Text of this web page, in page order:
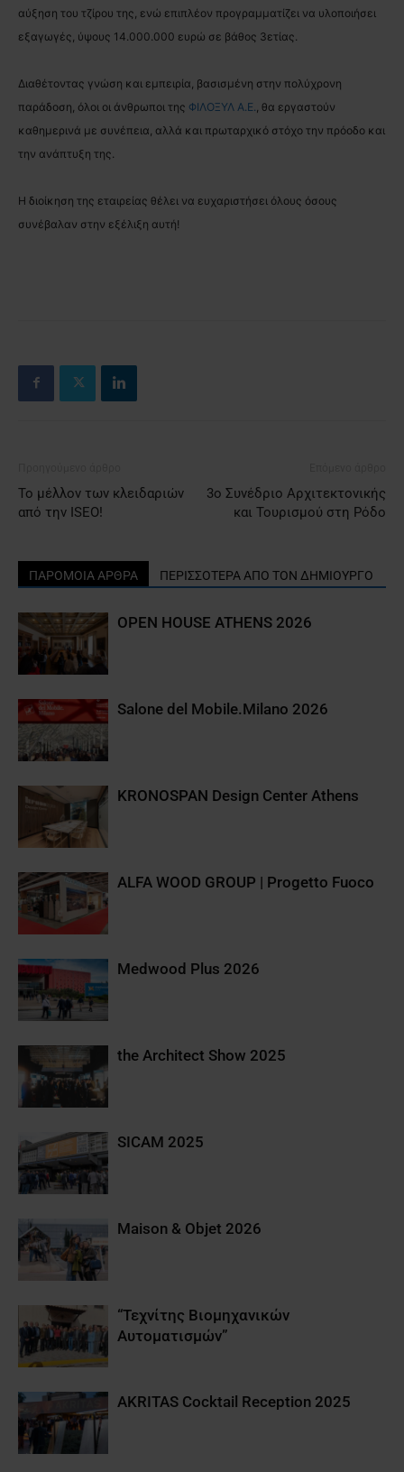
αύξηση του τζίρου της, ενώ επιπλέον προγραμματίζει να υλοποιήσει
εξαγωγές, ύψους 14.000.000 ευρώ σε βάθος 3ετίας.
Διαθέτοντας γνώση και εμπειρία, βασισμένη στην πολύχρονη
παράδοση, όλοι οι άνθρωποι της ΦΙΛΟΞΥΛ Α.Ε.
, θα εργαστούν
καθημερινά με συνέπεια, αλλά και πρωταρχικό στόχο την πρόοδο και
την ανάπτυξη της.
Η διοίκηση της εταιρείας θέλει να ευχαριστήσει όλους όσους
συνέβαλαν στην εξέλιξη αυτή!
Το μέλλον των κλειδαριών
από την ISEO!
3ο Συνέδριο Αρχιτεκτονικής
και Τουρισμού στη Ρόδο
ΠΑΡΟΜΟΙΑ ΑΡΘΡΑ ΠΕΡΙΣΣΟΤΕΡΑ ΑΠΟ ΤΟΝ ΔΗΜΙΟΥΡΓΟ
OPEN HOUSE ATHENS 2026
Salone del Mobile.Milano 2026
KRONOSPAN Design Center Athens
ALFA WOOD GROUP | Progetto Fuoco
Medwood Plus 2026
the Architect Show 2025
SICAM 2025
Maison & Objet 2026
“Τεχνίτης Βιομηχανικών
Αυτοματισμών”
AKRITAS Cocktail Reception 2025